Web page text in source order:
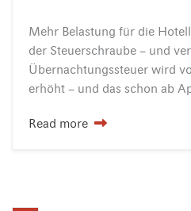
Mehr Belastung für die
der Steuerschraube – und
Übernachtungssteuer wird
Read more